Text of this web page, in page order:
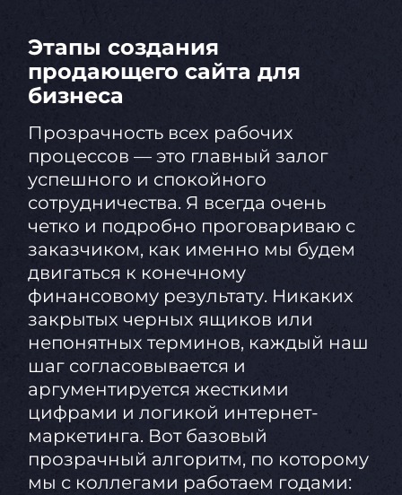
Этапы создания
продающего сайта для
бизнеса
Прозрачность всех рабочих
процессов — это главный залог
успешного и спокойного
сотрудничества. Я всегда очень
четко и подробно проговариваю с
заказчиком, как именно мы будем
двигаться к конечному
финансовому результату. Никаких
закрытых черных ящиков или
непонятных терминов, каждый наш
шаг согласовывается и
аргументируется жесткими
цифрами и логикой интернет-
маркетинга. Вот базовый
прозрачный алгоритм, по которому
мы с коллегами работаем годами: